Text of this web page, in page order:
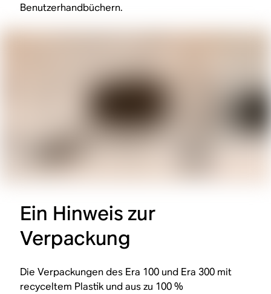
Benutzerhandbüchern.
Ein Hinweis zur
Verpackung
Die Verpackungen des Era 100 und Era 300 mit
recyceltem Plastik und aus zu 100 %